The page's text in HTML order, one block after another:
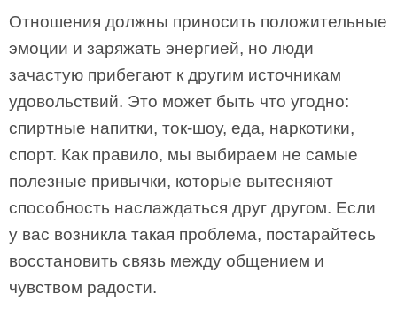
Отношения должны приносить положительные
эмоции и заряжать энергией, но люди
зачастую прибегают к другим источникам
удовольствий. Это может быть что угодно:
спиртные напитки, ток-шоу, еда, наркотики,
спорт. Как правило, мы выбираем не самые
полезные привычки, которые вытесняют
способность наслаждаться друг другом. Если
у вас возникла такая проблема, постарайтесь
восстановить связь между общением и
чувством радости.